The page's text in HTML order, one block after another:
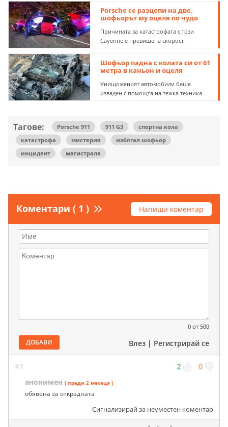
Porsche се разцепи на две,
шофьорът му оцеля по чудо
Причината за катастрофата с този
Cayenne е превишена скорост
Шофьор падна с колата си от 61
метра в каньон и оцеля
Унищоженият автомобили беше
изваден с помощта на тежка техника
Тагове: Porsche 911 911 G3
спортна кола
катастрофа
мистерия
избягал шофьор
инцидент
магистрала
Коментари ( 1 ) Напиши коментар
0 от 500
ДОБАВИ Влез | Регистрирай се
#1 2 0
анонимен ( преди 2 месеца )
обявена за открадната
Сигнализирай за неуместен коментар